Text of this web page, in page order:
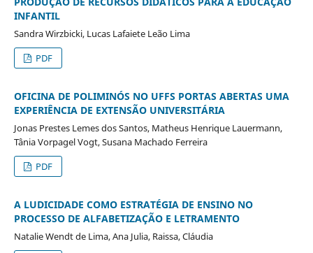
INFANTIL
Sandra Wirzbicki, Lucas Lafaiete Leão Lima
PDF
OFICINA DE POLIMINÓS NO UFFS PORTAS ABERTAS UMA
EXPERIÊNCIA DE EXTENSÃO UNIVERSITÁRIA
Jonas Prestes Lemes dos Santos, Matheus Henrique Lauermann,
Tânia Vorpagel Vogt, Susana Machado Ferreira
PDF
A LUDICIDADE COMO ESTRATÉGIA DE ENSINO NO
PROCESSO DE ALFABETIZAÇÃO E LETRAMENTO
Natalie Wendt de Lima, Ana Julia, Raissa, Cláudia